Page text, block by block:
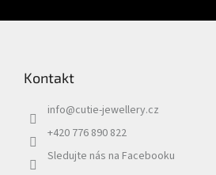
Kontakt
info@cutie-jewellery.cz
+420 776 890 822
Sledujte nás na Facebooku